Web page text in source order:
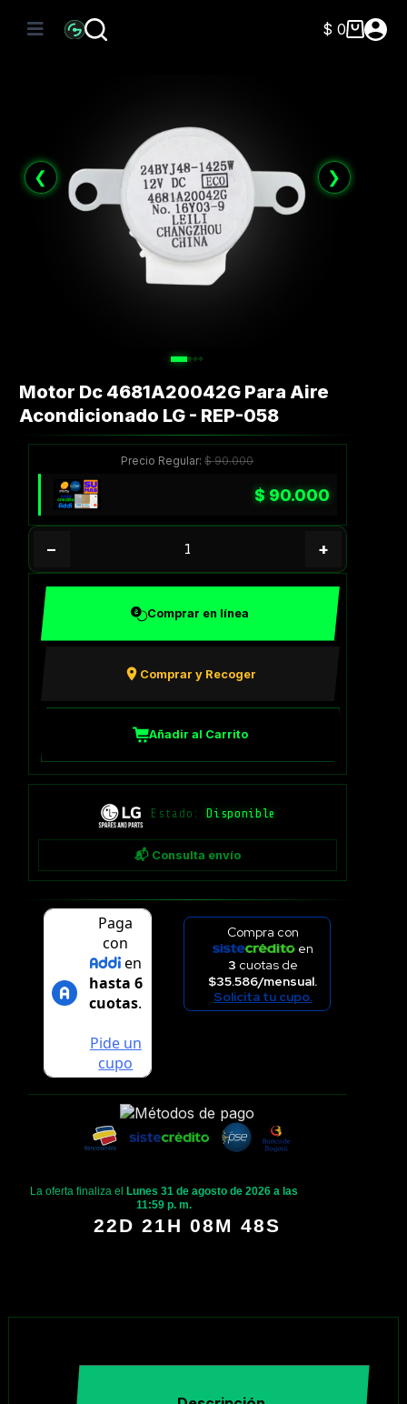
Carro
$ 0
❮ ❯
Motor Dc 4681A20042G Para Aire
Acondicionado LG - REP-058
Precio Regular:$90.000
$90.000
− +
Comprar en línea
Comprar y Recoger
Añadir al Carrito
Estado: Disponible
📬 Consulta envío
Compra con
en
3 cuotas de
$35.586/mensual.
Solicita tu cupo.
La oferta finaliza el
Lunes 31 de agosto de 2026 a las
11:59 p. m.
22D 21H 08M 47S